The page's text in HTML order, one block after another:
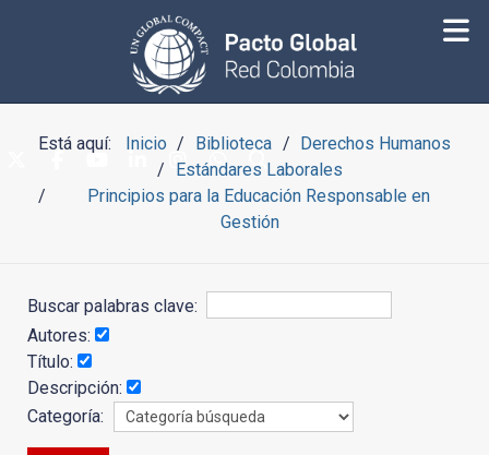
Está aquí: Inicio Biblioteca
Derechos Humanos
Estándares Laborales
Principios para la Educación Responsable en
Gestión
Buscar palabras clave:
Autores:
Título:
Descripción:
Categoría: